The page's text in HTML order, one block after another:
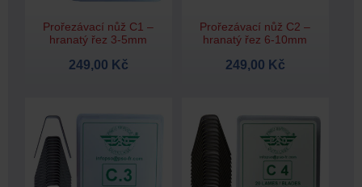
Prořezávací nůž C1 –
hranatý řez 3-5mm
249,00 Kč
Prořezávací nůž C2 –
hranatý řez 6-10mm
249,00 Kč